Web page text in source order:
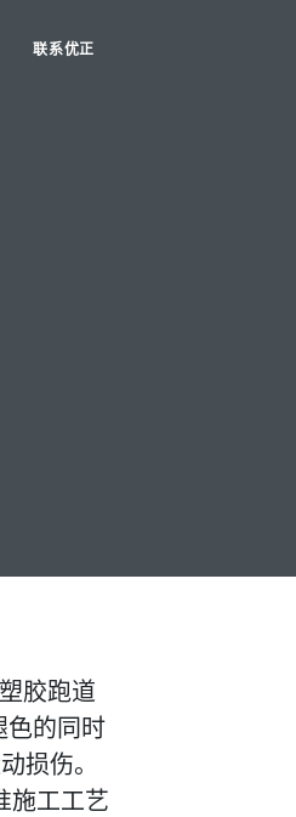
联系优正
胶跑道
色的同时
损伤。
施工工艺